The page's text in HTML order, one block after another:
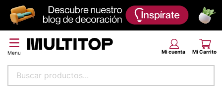
Buscar productos...